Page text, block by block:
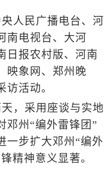
民广播电台、河
南电视台、大河
日报农村版、河南
映象网、郑州晚
活动。
采用座谈与实地
邓州“编外雷锋团”
一步扩大邓州“编外
精神意义显著。